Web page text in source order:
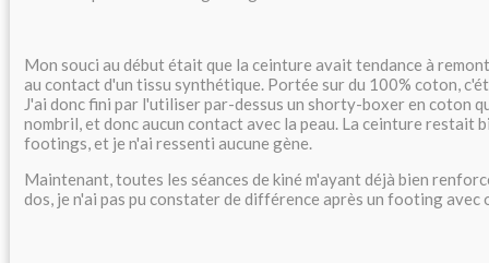
Mon souci au début était que la ceinture avait tendance à
au contact d'un tissu synthétique. Portée sur du 100% coton,
J'ai donc fini par l'utiliser par-dessus un shorty-boxer en coton
nombril, et donc aucun contact avec la peau. La ceinture restait
footings, et je n'ai ressenti aucune gène.
Maintenant, toutes les séances de kiné m'ayant déjà bien
dos, je n'ai pas pu constater de différence après un footing avec